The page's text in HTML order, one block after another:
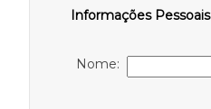
Informações Pessoais
Nome: